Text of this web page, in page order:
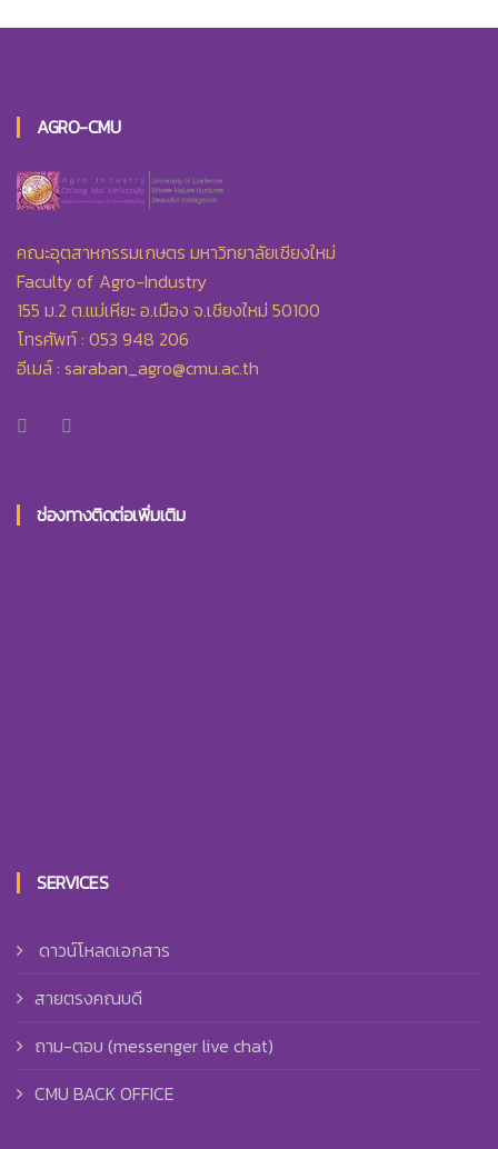
AGRO-CMU
คณะอุตสาหกรรมเกษตร มหาวิทยาลัยเชียงใหม่
Faculty of Agro-Industry
155 ม.2 ต.แม่เหียะ อ.เมือง จ.เชียงใหม่ 50100
โทรศัพท์ : 053 948 206
อีเมล์ : saraban_agro@cmu.ac.th
ช่องทางติดต่อเพิ่มเติม
SERVICES
ดาวน์โหลดเอกสาร
สายตรงคณบดี
ถาม-ตอบ (messenger live chat)
CMU BACK OFFICE